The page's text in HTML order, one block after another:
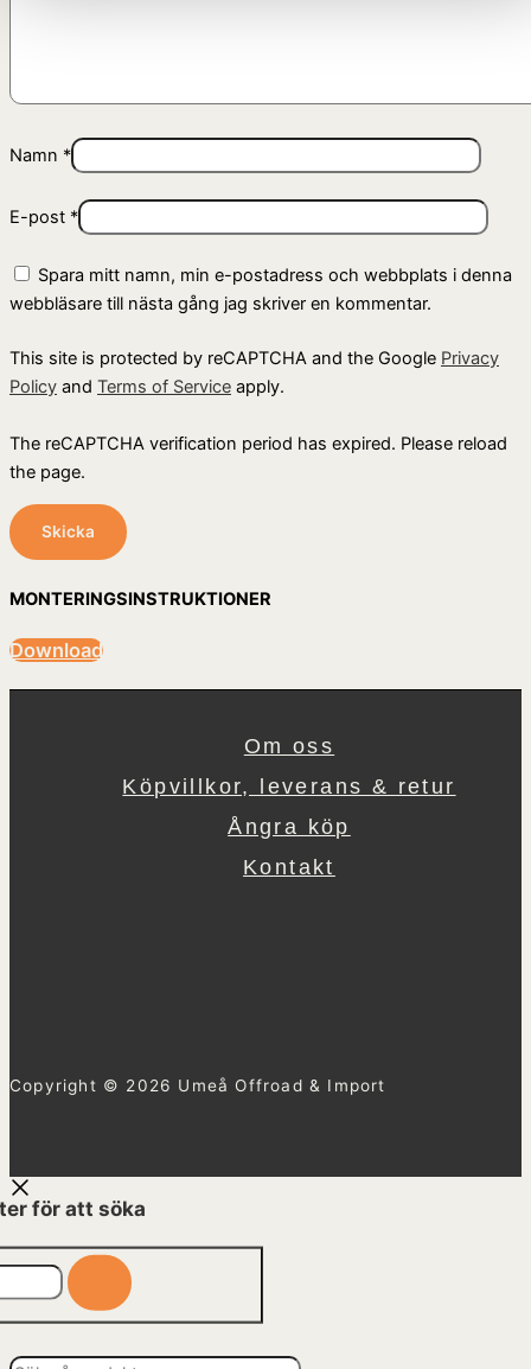
Namn *
E-post *
Spara mitt namn, min e-postadress och webbplats i denna
webbläsare till nästa gång jag skriver en kommentar.
This site is protected by reCAPTCHA and the Google Privacy
Policy and Terms of Service apply.
The reCAPTCHA verification period has expired. Please reload
the page.
MONTERINGSINSTRUKTIONER
Download
Om oss
Köpvillkor, leverans & retur
Ångra köp
Kontakt
Copyright © 2026 Umeå Offroad & Import
för att söka